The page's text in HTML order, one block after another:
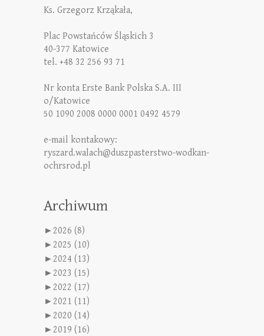
Ks. Grzegorz Krząkała,
Plac Powstańców Śląskich 3
40-377 Katowice
tel. +48 32 256 93 71
Nr konta Erste Bank Polska S.A. III
o/Katowice
50 1090 2008 0000 0001 0492 4579
e-mail kontakowy:
ryszard.walach@duszpasterstwo-wodkan-
ochrsrod.pl
Archiwum
►2026 (8)
►2025 (10)
►2024 (13)
►2023 (15)
►2022 (17)
►2021 (11)
►2020 (14)
►2019 (16)